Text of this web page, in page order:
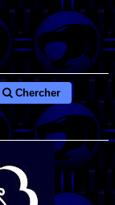
Chercher